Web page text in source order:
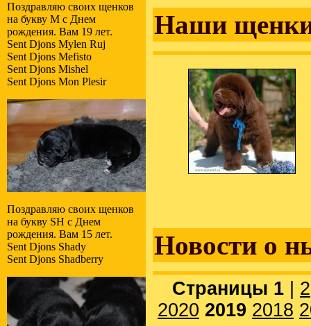
Поздравляю своих щенков
на букву M с Днем
рождения. Вам 19 лет.
Sent Djons Mylen Ruj
Sent Djons Mefisto
Sent Djons Mishel
Sent Djons Mon Plesir
Поздравляю своих щенков
на букву SH с Днем
рождения. Вам 15 лет.
Sent Djons Shady
Sent Djons Shadberry
Наши
Новости о
Страницы 1 2
2020 2019 2018